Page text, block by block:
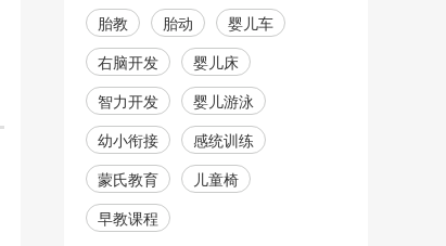
胎教 胎动 婴儿车
右脑开发 婴儿床
智力开发 婴儿游泳
幼小衔接 感统训练
蒙氏教育 儿童椅
早教课程